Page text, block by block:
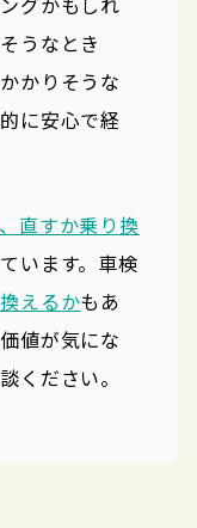
うなとき
かりそうな
に安心で経
直すか乗り換
います。車検
えるかもあ
値が気にな
ください。